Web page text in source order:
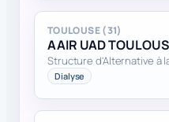
TOULOUSE (31)
AAIR UAD
Structure d'Alternative à
Dialyse